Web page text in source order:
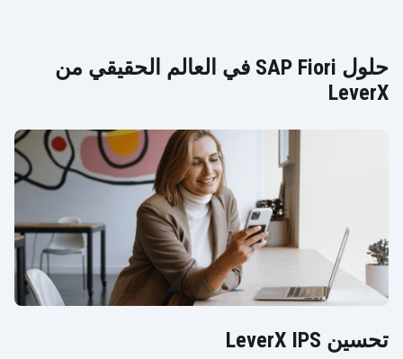
حلول SAP Fiori في العالم الحقيقي من
LeverX
تحسين LeverX IPS